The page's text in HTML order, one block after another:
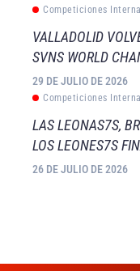
Competiciones
VALLADOLID
SVNS WORLD
29 DE JULIO DE 2026
Competiciones
LAS LEONAS7S,
LOS LEONES7S
26 DE JULIO DE 2026